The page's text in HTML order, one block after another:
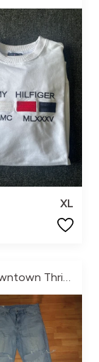
XL